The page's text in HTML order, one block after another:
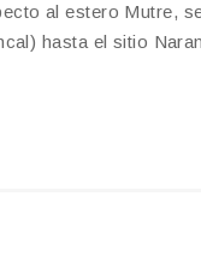
al estero Mutre,
hasta el sitio